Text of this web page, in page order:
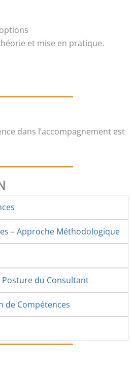
et mise en pratique.
dans l’accompagnement est
– Approche Méthodologique
Posture du Consultant
de Compétences